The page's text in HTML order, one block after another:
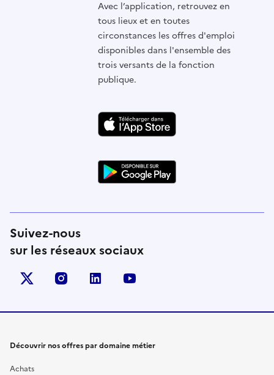
Avec l’application, retrouvez en
tous lieux et en toutes
circonstances les offres d'emploi
disponibles dans l'ensemble des
trois versants de la fonction
publique.
Suivez-nous
sur les réseaux sociaux
X (anciennement Twitter)
instagramlinkedin
Découvrir nos offres par domaine métier
Achats